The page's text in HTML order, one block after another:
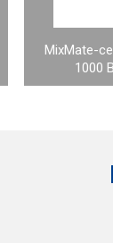
MixMate-
1000